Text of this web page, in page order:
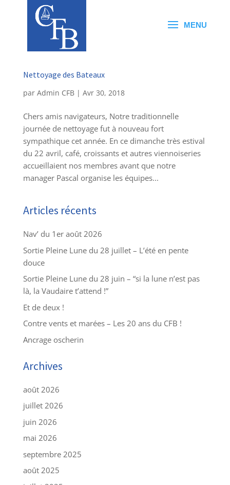
Nettoyage des Bateaux
par Admin CFB| Avr 30, 2018
Chers amis navigateurs, Notre traditionnelle
journée de nettoyage fut à nouveau fort
sympathique cet année. En ce dimanche très estival
du 22 avril, café, croissants et autres viennoiseries
accueillaient nos membres avant que notre
manager Pascal organise les équipes...
Articles récents
Nav’ du 1er août 2026
Sortie Pleine Lune du 28 juillet – L’été en pente
douce
Sortie Pleine Lune du 28 juin – “si la lune n’est pas
là, la Vaudaire t’attend !”
Et de deux !
Contre vents et marées – Les 20 ans du CFB !
Ancrage oscherin
Archives
août 2026
juillet 2026
juin 2026
mai 2026
septembre 2025
août 2025